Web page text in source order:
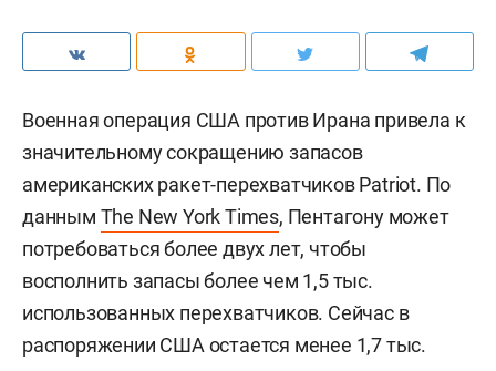
Военная операция США против Ирана привела к
значительному сокращению запасов
американских ракет-перехватчиков Patriot. По
данным The New York Times, Пентагону может
потребоваться более двух лет, чтобы
восполнить запасы более чем 1,5 тыс.
использованных перехватчиков. Сейчас в
распоряжении США остается менее 1,7 тыс.